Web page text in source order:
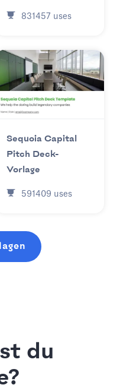
831457 uses
Sequoia Capital
Pitch Deck-
Vorlage
591409 uses
du